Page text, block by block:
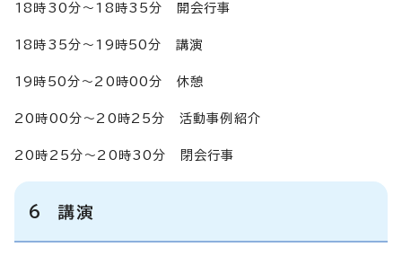
18時30分～18時35分 開会行事
18時35分～19時50分 講演
19時50分～20時00分 休憩
20時00分～20時25分 活動事例紹介
20時25分～20時30分 閉会行事
6 講演